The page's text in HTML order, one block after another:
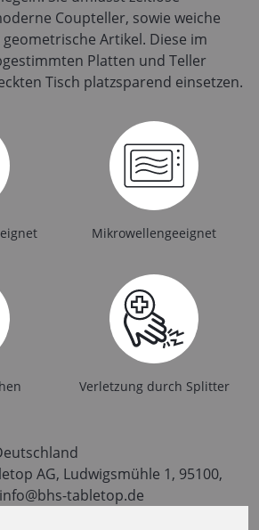
Coupteller, sowie weiche
Artikel. Diese im
Platten und Teller
Tisch platzsparend einsetzen.
Mikrowellengeeignet
Verletzung durch Splitter
AG, Ludwigsmühle 1, 95100,
tabletop.de